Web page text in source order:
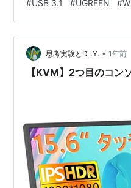
ターとの間にビデオキャプ
イコン引用元［*2］［*3
のデータは、USBでパソ
#USB 3.1 #UGREEN #
思考実験とD.I.Y. • 1年前
【KVM】2つ目のコン